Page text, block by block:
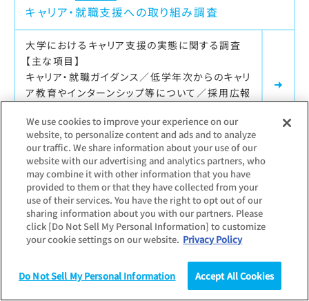
統計（データ） コラム
キャリア・就職支援への取り組み調査
大学におけるキャリア支援の実態に関する調査
【主な項目】
キャリア・就職ガイダンス／低学年次からのキャリ
ア教育やインターンシップ等について／採用広報
最新調査更新日： 2026.02.12
調査対象：
個人 その他
就職活動に対する保護者の意識調査
就活生を子にもつ保護者に対する意識調査
子供の就職活動への関心度／子供の行った支
援・サポート／入社してほしい会社の特徴・業種・
We use cookies to improve your experience on our
website, to personalize content and ads and to analyze
our traffic. We share information about your use of our
website with our advertising and analytics partners, who
may combine it with other information that you have
provided to them or that they have collected from your
use of their services. You have the right to opt out of our
sharing information about you with our partners. Please
click [Do Not Sell My Personal Information] to customize
your cookie settings on our website. Privacy Policy
Do Not Sell My Personal Information Accept All Cookies